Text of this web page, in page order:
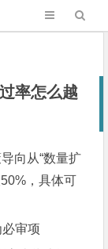
率怎么越
向从“数量扩
，具体可
审项